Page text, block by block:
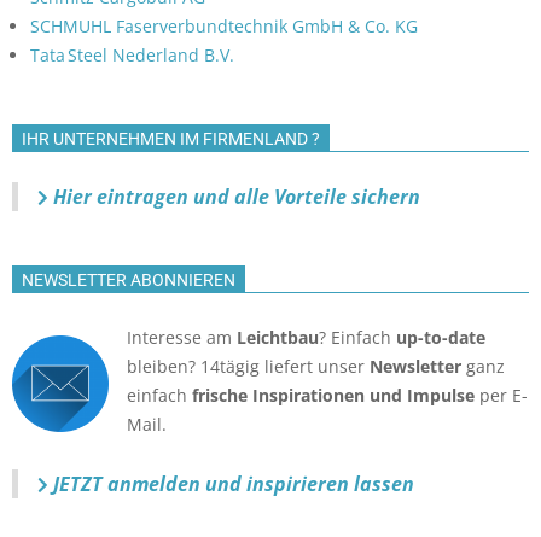
SCHMUHL Faserverbundtechnik GmbH & Co. KG
Tata Steel Nederland B.V.
IHR UNTERNEHMEN IM FIRMENLAND ?
Hier eintragen und alle Vorteile sichern
NEWSLETTER ABONNIEREN
Interesse am Leichtbau? Einfach up-to-date
bleiben? 14tägig liefert unser Newsletter ganz
einfach frische Inspirationen und Impulse per E-
Mail.
JETZT anmelden und inspirieren lassen